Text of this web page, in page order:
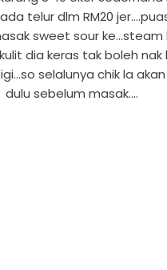
telur dlm RM20
sweet sour ke...steam
dia keras tak boleh nak
selalunya chik la
dulu sebelum masak....